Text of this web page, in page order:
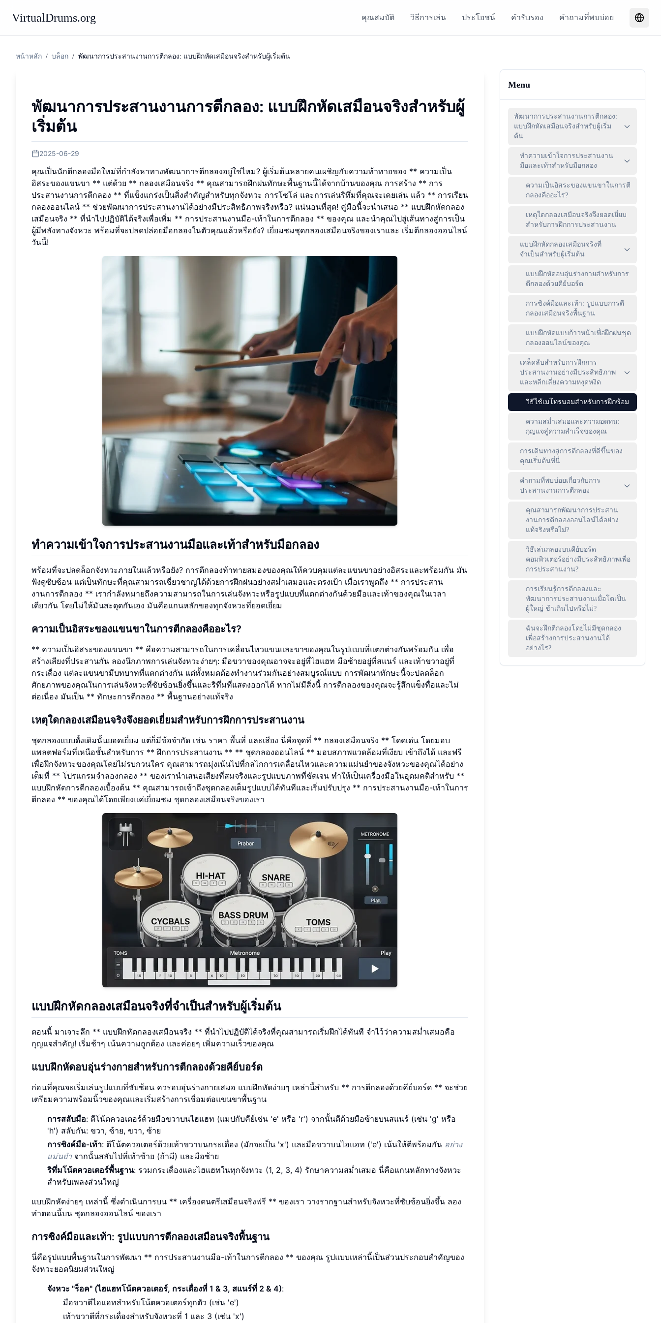
VirtualDrums.org คุณสมบัติ วิธีการเล่น ประโยชน์ คำรับรอง คำถามที่พบบ่อย
หน้าหลัก / บล็อก / พัฒนาการประสานงานการตีกลอง: แบบฝึกหัดเสมือนจริงสำหรับผู้เริ่มต้น
พัฒนาการประสานงานการตีกลอง: แบบฝึกหัดเสมือนจริงสำหรับผู้
เริ่มต้น
2025-06-29
คุณเป็นนักตีกลองมือใหม่ที่กำลังหาทางพัฒนาการตีกลองอยู่ใช่ไหม? ผู้เริ่มต้นหลายคนเผชิญกับความท้าทายของ ** ความเป็น
อิสระของแขนขา ** แต่ด้วย ** กลองเสมือนจริง ** คุณสามารถฝึกฝนทักษะพื้นฐานนี้ได้จากบ้านของคุณ การสร้าง ** การ
ประสานงานการตีกลอง ** ที่แข็งแกร่งเป็นสิ่งสำคัญสำหรับทุกจังหวะ การโซโล่ และการเล่นริทึ่มที่คุณจะเคยเล่น แล้ว ** การเรียน
กลองออนไลน์ ** ช่วยพัฒนาการประสานงานได้อย่างมีประสิทธิภาพจริงหรือ? แน่นอนที่สุด! คู่มือนี้จะนำเสนอ ** แบบฝึกหัดกลอง
เสมือนจริง ** ที่นำไปปฏิบัติได้จริงเพื่อเพิ่ม ** การประสานงานมือ-เท้าในการตีกลอง ** ของคุณ และนำคุณไปสู่เส้นทางสู่การเป็น
ผู้มีพลังทางจังหวะ พร้อมที่จะปลดปล่อยมือกลองในตัวคุณแล้วหรือยัง? เยี่ยมชมชุดกลองเสมือนจริงของเราและ เริ่มตีกลองออนไลน์
วันนี้!
ทำความเข้าใจการประสานงานมือและเท้าสำหรับมือกลอง
พร้อมที่จะปลดล็อกจังหวะภายในแล้วหรือยัง? การตีกลองท้าทายสมองของคุณให้ควบคุมแต่ละแขนขาอย่างอิสระและพร้อมกัน มัน
ฟังดูซับซ้อน แต่เป็นทักษะที่คุณสามารถเชี่ยวชาญได้ด้วยการฝึกฝนอย่างสม่ำเสมอและตรงเป้า เมื่อเราพูดถึง ** การประสาน
งานการตีกลอง ** เรากำลังหมายถึงความสามารถในการเล่นจังหวะหรือรูปแบบที่แตกต่างกันด้วยมือและเท้าของคุณในเวลา
เดียวกัน โดยไม่ให้มันสะดุดกันเอง มันคือแกนหลักของทุกจังหวะที่ยอดเยี่ยม
ความเป็นอิสระของแขนขาในการตีกลองคืออะไร?
** ความเป็นอิสระของแขนขา ** คือความสามารถในการเคลื่อนไหวแขนและขาของคุณในรูปแบบที่แตกต่างกันพร้อมกัน เพื่อ
สร้างเสียงที่ประสานกัน ลองนึกภาพการเล่นจังหวะง่ายๆ: มือขวาของคุณอาจจะอยู่ที่ไฮแฮท มือซ้ายอยู่ที่สแนร์ และเท้าขวาอยู่ที่
กระเดื่อง แต่ละแขนขามีบทบาทที่แตกต่างกัน แต่ทั้งหมดต้องทำงานร่วมกันอย่างสมบูรณ์แบบ การพัฒนาทักษะนี้จะปลดล็อก
ศักยภาพของคุณในการเล่นจังหวะที่ซับซ้อนยิ่งขึ้นและริทึ่มที่แสดงออกได้ หากไม่มีสิ่งนี้ การตีกลองของคุณจะรู้สึกแข็งทื่อและไม่
ต่อเนื่อง มันเป็น ** ทักษะการตีกลอง ** พื้นฐานอย่างแท้จริง
เหตุใดกลองเสมือนจริงจึงยอดเยี่ยมสำหรับการฝึกการประสานงาน
ชุดกลองแบบดั้งเดิมนั้นยอดเยี่ยม แต่ก็มีข้อจำกัด เช่น ราคา พื้นที่ และเสียง นี่คือจุดที่ ** กลองเสมือนจริง ** โดดเด่น โดยมอบ
แพลตฟอร์มที่เหนือชั้นสำหรับการ ** ฝึกการประสานงาน ** ** ชุดกลองออนไลน์ ** มอบสภาพแวดล้อมที่เงียบ เข้าถึงได้ และฟรี
เพื่อฝึกจังหวะของคุณโดยไม่รบกวนใคร คุณสามารถมุ่งเน้นไปที่กลไกการเคลื่อนไหวและความแม่นยำของจังหวะของคุณได้อย่าง
เต็มที่ ** โปรแกรมจำลองกลอง ** ของเรานำเสนอเสียงที่สมจริงและรูปแบบภาพที่ชัดเจน ทำให้เป็นเครื่องมือในอุดมคติสำหรับ **
แบบฝึกหัดการตีกลองเบื้องต้น ** คุณสามารถเข้าถึงชุดกลองเต็มรูปแบบได้ทันทีและเริ่มปรับปรุง ** การประสานงานมือ-เท้าในการ
ตีกลอง ** ของคุณได้โดยเพียงแค่เยี่ยมชม ชุดกลองเสมือนจริงของเรา
แบบฝึกหัดกลองเสมือนจริงที่จำเป็นสำหรับผู้เริ่มต้น
ตอนนี้ มาเจาะลึก ** แบบฝึกหัดกลองเสมือนจริง ** ที่นำไปปฏิบัติได้จริงที่คุณสามารถเริ่มฝึกได้ทันที จำไว้ว่าความสม่ำเสมอคือ
กุญแจสำคัญ! เริ่มช้าๆ เน้นความถูกต้อง และค่อยๆ เพิ่มความเร็วของคุณ
แบบฝึกหัดอบอุ่นร่างกายสำหรับการตีกลองด้วยคีย์บอร์ด
ก่อนที่คุณจะเริ่มเล่นรูปแบบที่ซับซ้อน ควรอบอุ่นร่างกายเสมอ แบบฝึกหัดง่ายๆ เหล่านี้สำหรับ ** การตีกลองด้วยคีย์บอร์ด ** จะช่วย
เตรียมความพร้อมนิ้วของคุณและเริ่มสร้างการเชื่อมต่อแขนขาพื้นฐาน
การสลับมือ: ตีโน้ตควอเตอร์ด้วยมือขวาบนไฮแฮท (แมปกับคีย์เช่น 'e' หรือ 'r') จากนั้นตีด้วยมือซ้ายบนสแนร์ (เช่น 'g' หรือ
'h') สลับกัน: ขวา, ซ้าย, ขวา, ซ้าย
การซิงค์มือ-เท้า: ตีโน้ตควอเตอร์ด้วยเท้าขวาบนกระเดื่อง (มักจะเป็น 'x') และมือขวาบนไฮแฮท ('e') เน้นให้ตีพร้อมกัน อย่าง
แม่นยำ จากนั้นสลับไปที่เท้าซ้าย (ถ้ามี) และมือซ้าย
ริทึ่มโน้ตควอเตอร์พื้นฐาน: รวมกระเดื่องและไฮแฮทในทุกจังหวะ (1, 2, 3, 4) รักษาความสม่ำเสมอ นี่คือแกนหลักทางจังหวะ
สำหรับเพลงส่วนใหญ่
แบบฝึกหัดง่ายๆ เหล่านี้ ซึ่งดำเนินการบน ** เครื่องดนตรีเสมือนจริงฟรี ** ของเรา วางรากฐานสำหรับจังหวะที่ซับซ้อนยิ่งขึ้น ลอง
ทำตอนนี้บน ชุดกลองออนไลน์ ของเรา
การซิงค์มือและเท้า: รูปแบบการตีกลองเสมือนจริงพื้นฐาน
นี่คือรูปแบบพื้นฐานในการพัฒนา ** การประสานงานมือ-เท้าในการตีกลอง ** ของคุณ รูปแบบเหล่านี้เป็นส่วนประกอบสำคัญของ
จังหวะยอดนิยมส่วนใหญ่
จังหวะ "ร็อค" (ไฮแฮทโน้ตควอเตอร์, กระเดื่องที่ 1 & 3, สแนร์ที่ 2 & 4):
มือขวาตีไฮแฮทสำหรับโน้ตควอเตอร์ทุกตัว (เช่น 'e')
เท้าขวาตีที่กระเดื่องสำหรับจังหวะที่ 1 และ 3 (เช่น 'x')
Menu
พัฒนาการประสานงานการตีกลอง:
แบบฝึกหัดเสมือนจริงสำหรับผู้เริ่ม
ต้น
ทำความเข้าใจการประสานงาน
มือและเท้าสำหรับมือกลอง
ความเป็นอิสระของแขนขาในการตี
กลองคืออะไร?
เหตุใดกลองเสมือนจริงจึงยอดเยี่ยม
สำหรับการฝึกการประสานงาน
แบบฝึกหัดกลองเสมือนจริงที่
จำเป็นสำหรับผู้เริ่มต้น
แบบฝึกหัดอบอุ่นร่างกายสำหรับการ
ตีกลองด้วยคีย์บอร์ด
การซิงค์มือและเท้า: รูปแบบการตี
กลองเสมือนจริงพื้นฐาน
แบบฝึกหัดแบบก้าวหน้าเพื่อฝึกฝนชุด
กลองออนไลน์ของคุณ
เคล็ดลับสำหรับการฝึกการ
ประสานงานอย่างมีประสิทธิภาพ
และหลีกเลี่ยงความหงุดหงิด
วิธีใช้เมโทรนอมสำหรับการฝึกซ้อม
ความสม่ำเสมอและความอดทน:
กุญแจสู่ความสำเร็จของคุณ
การเดินทางสู่การตีกลองที่ดีขึ้นของ
คุณเริ่มต้นที่นี่
คำถามที่พบบ่อยเกี่ยวกับการ
ประสานงานการตีกลอง
คุณสามารถพัฒนาการประสาน
งานการตีกลองออนไลน์ได้อย่าง
แท้จริงหรือไม่?
วิธีเล่นกลองบนคีย์บอร์ด
คอมพิวเตอร์อย่างมีประสิทธิภาพเพื่อ
การประสานงาน?
การเรียนรู้การตีกลองและ
พัฒนาการประสานงานเมื่อโตเป็น
ผู้ใหญ่ ช้าเกินไปหรือไม่?
ฉันจะฝึกตีกลองโดยไม่มีชุดกลอง
เพื่อสร้างการประสานงานได้
อย่างไร?